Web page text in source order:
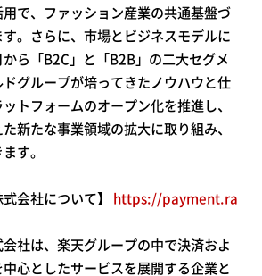
で、ファッション産業の共通基盤づ
。さらに、市場とビジネスモデルに
ら「B2C」と「B2B」の二大セグメ
グループが培ってきたノウハウと仕
トフォームのオープン化を推進し、
新たな事業領域の拡大に取り組み、
す。
会社について】 https://payment.ra
社は、楽天グループの中で決済およ
心としたサービスを展開する企業と